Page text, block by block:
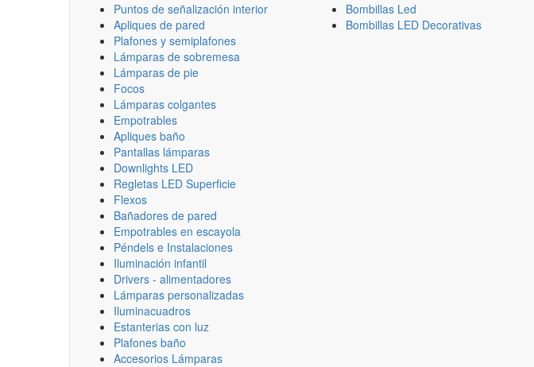
Puntos de señalización interior
Apliques de pared
Plafones y semiplafones
Lámparas de sobremesa
Lámparas de pie
Focos
Lámparas colgantes
Empotrables
Apliques baño
Pantallas lámparas
Downlights LED
Regletas LED Superficie
Flexos
Bañadores de pared
Empotrables en escayola
Péndels e Instalaciones
Iluminación infantil
Drivers - alimentadores
Lámparas personalizadas
Iluminacuadros
Estanterias con luz
Plafones baño
Accesorios Lámparas
Bombillas Led
Bombillas LED Decorativas